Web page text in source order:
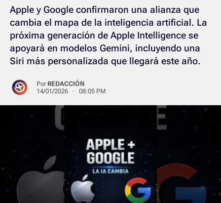
Apple y Google confirmaron una alianza que
cambia el mapa de la inteligencia artificial. La
próxima generación de Apple Intelligence se
apoyará en modelos Gemini, incluyendo una
Siri más personalizada que llegará este año.
Por REDACCIÓN
14/01/2026 · 08:05 PM